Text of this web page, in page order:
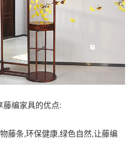
藤编家具的优点:
藤条,环保健康,绿色自然,让藤编